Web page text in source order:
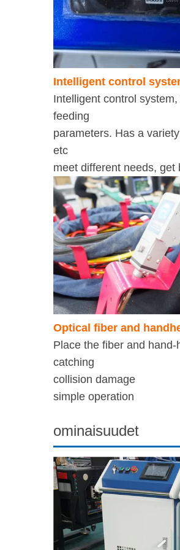
Intelligent
Intelligent control
feeding
parameters. Has a
etc
meet different needs, get
Optical fiber and
Place the fiber and
catching
collision
simple operation
ominaisuudet